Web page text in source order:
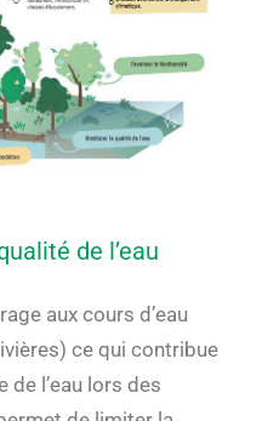
de l’eau
aux cours d’eau
ce qui contribue
de l’eau lors des